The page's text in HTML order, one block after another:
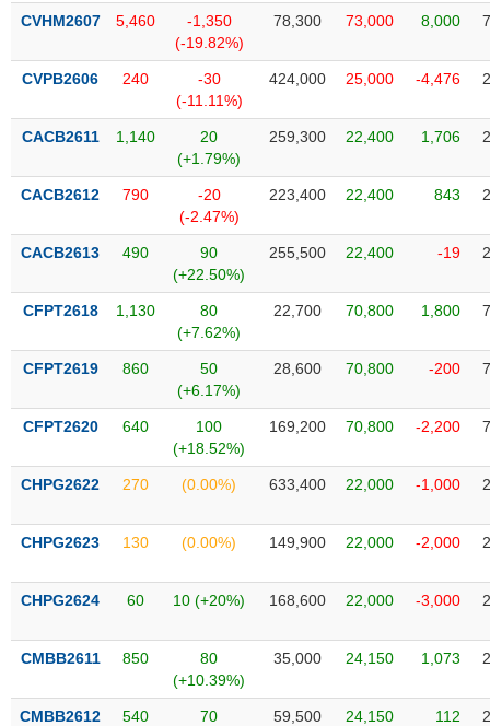
liệu
Tâm
lý
trường
CVHM2607 5,460
-1,350
(-19.82%)
78,300 73,000 8,000
CVPB2606 240
-30
(-11.11%)
424,000 25,000 -4,476
CACB2611 1,140
20
(+1.79%)
259,300 22,400 1,706
CACB2612 790
-20
(-2.47%)
223,400 22,400 843
CACB2613 490
90
(+22.50%)
255,500 22,400 -19
CFPT2618 1,130
80
(+7.62%)
22,700 70,800 1,800
CFPT2619 860
50
(+6.17%)
28,600 70,800 -200
CFPT2620 640
100
(+18.52%)
169,200 70,800 -2,200
CHPG2622 270 (0.00%) 633,400 22,000 -1,000
CHPG2623 130 (0.00%) 149,900 22,000 -2,000
CHPG2624 60 10 (+20%) 168,600 22,000 -3,000
CMBB2611 850
80
(+10.39%)
35,000 24,150 1,073
CMBB2612 540
70
59,500 24,150 112
TIÊU
KHÔNG
YẾU
TIÊU
DÙNG
YẾU
CHĂM
SÓC
KHỎE
TÀI